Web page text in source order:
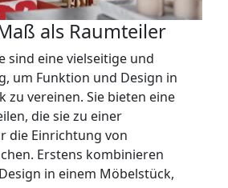
als Raumteiler
sind eine vielseitige und
um Funktion und Design in
zu vereinen. Sie bieten eine
die sie zu einer
die Einrichtung von
Erstens kombinieren
in einem Möbelstück,